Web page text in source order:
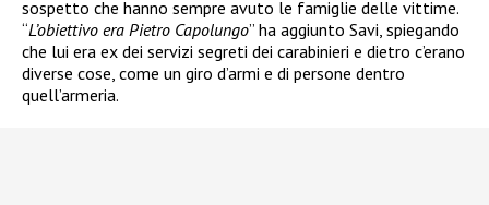
sospetto che hanno sempre avuto le famiglie delle vittime.
“L’obiettivo era Pietro Capolungo” ha aggiunto Savi, spiegando
che lui era ex dei servizi segreti dei carabinieri e dietro c’erano
diverse cose, come un giro d’armi e di persone dentro
quell’armeria.